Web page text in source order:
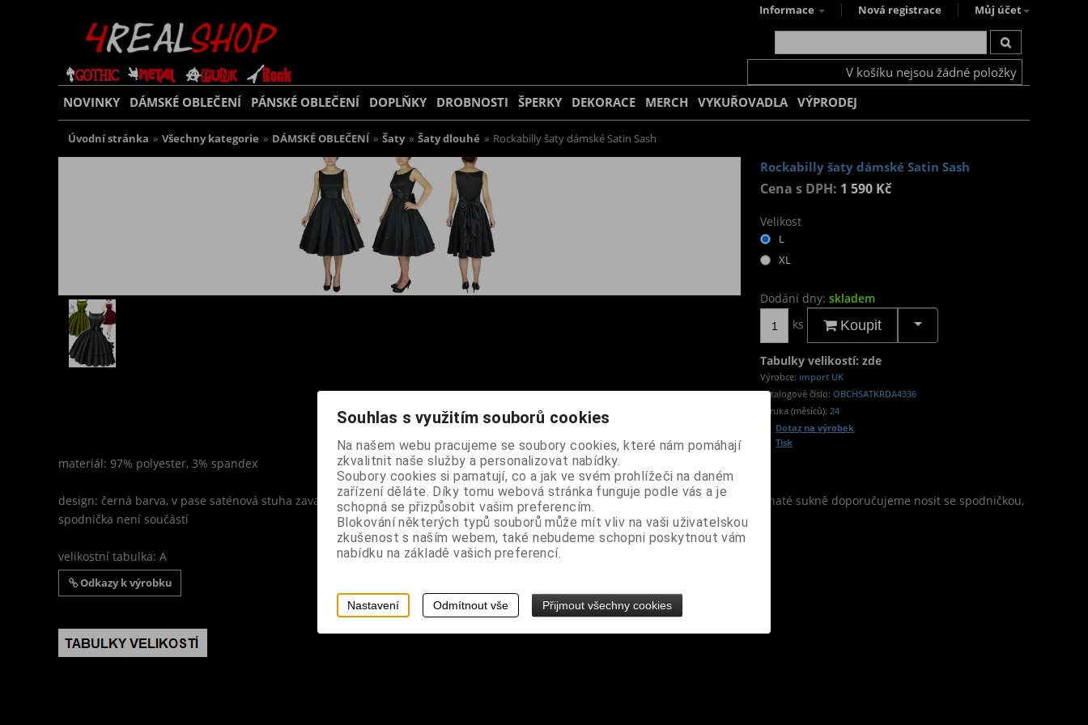
Informace Nová registrace Můj účet
V košíku nejsou žádné položky
NOVINKY DÁMSKÉ OBLEČENÍ PÁNSKÉ OBLEČENÍ DOPLŇKY DROBNOSTI ŠPERKY DEKORACE MERCH VYKUŘOVADLA VÝPRODEJ
Úvodní stránka » Všechny kategorie » DÁMSKÉ OBLEČENÍ » Šaty » Šaty dlouhé » Rockabilly šaty dámské Satin Sash
Rockabilly šaty dámské Satin Sash
Cena s DPH: 1 590 Kč
Velikost
L
XL
Dodání dny: skladem
ks
Koupit
Tabulky velikostí: zde
Výrobce: import UK
Katalogové číslo: OBCHSATKRDA4336
Záruka (měsíců): 24
Dotaz na výrobek
Tisk
materiál: 97% polyester, 3% spandex
design: černá barva, v pase saténová stuha zavazovaná vzadu na mašli, kolová sukně, po straně zapínání na skrytý zip, pro efekt bohaté sukně doporučujeme nosit se spodničkou,
spodnička není součástí
velikostní tabulka: A
Odkazy k výrobku
Souhlas s využitím souborů cookies
Na našem webu pracujeme se soubory cookies, které nám pomáhají
zkvalitnit naše služby a personalizovat nabídky.
Soubory cookies si pamatují, co a jak ve svém prohlížeči na daném
zařízení děláte. Díky tomu webová stránka funguje podle vás a je
schopná se přizpůsobit vašim preferencím.
Blokování některých typů souborů může mít vliv na vaši uživatelskou
zkušenost s naším webem, také nebudeme schopni poskytnout vám
nabídku na základě vašich preferencí.
Nastavení Odmítnout vše Přijmout všechny cookies